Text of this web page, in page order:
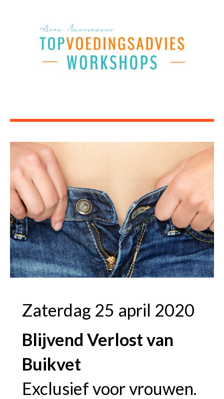
Zaterdag 25 april 2020
Blijvend Verlost van
Buikvet
Exclusief voor vrouwen.